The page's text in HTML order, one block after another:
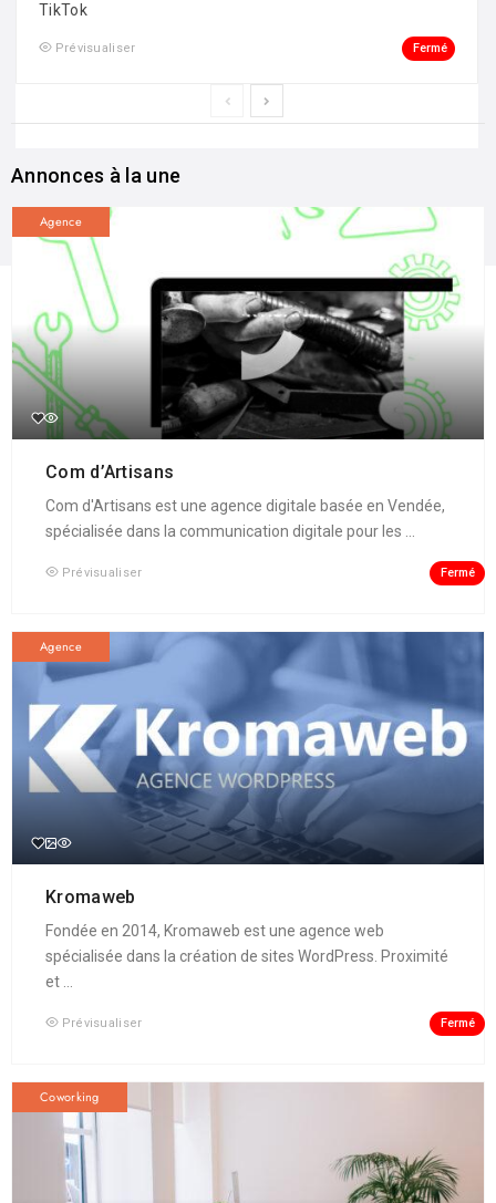
TikTok
Prévisualiser Fermé
Annonces à la une
Agence
Com d’Artisans
Com d'Artisans est une agence digitale basée en Vendée,
spécialisée dans la communication digitale pour les ...
Prévisualiser Fermé
Agence
Kromaweb
Fondée en 2014, Kromaweb est une agence web
spécialisée dans la création de sites WordPress. Proximité
et ...
Prévisualiser Fermé
Coworking